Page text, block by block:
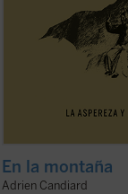
En la montaña
Adrien Candiard